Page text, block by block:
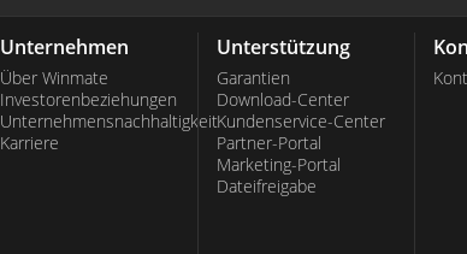
Unternehmen
Über Winmate
Investorenbeziehungen
Unternehmensnachhaltigkeit
Karriere
Unterstützung
Garantien
Download-Center
Kundenservice-Center
Partner-Portal
Marketing-Portal
Dateifreigabe